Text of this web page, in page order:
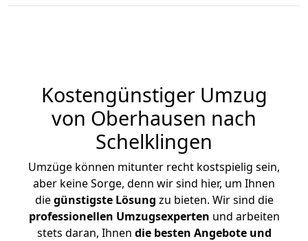
Kostengünstiger Umzug
von Oberhausen nach
Schelklingen
Umzüge können mitunter recht kostspielig sein,
aber keine Sorge, denn wir sind hier, um Ihnen
diegünstigste Lösung zu bieten. Wir sind die
professionellen Umzugsexperten und arbeiten
stets daran, Ihnen die besten Angebote und